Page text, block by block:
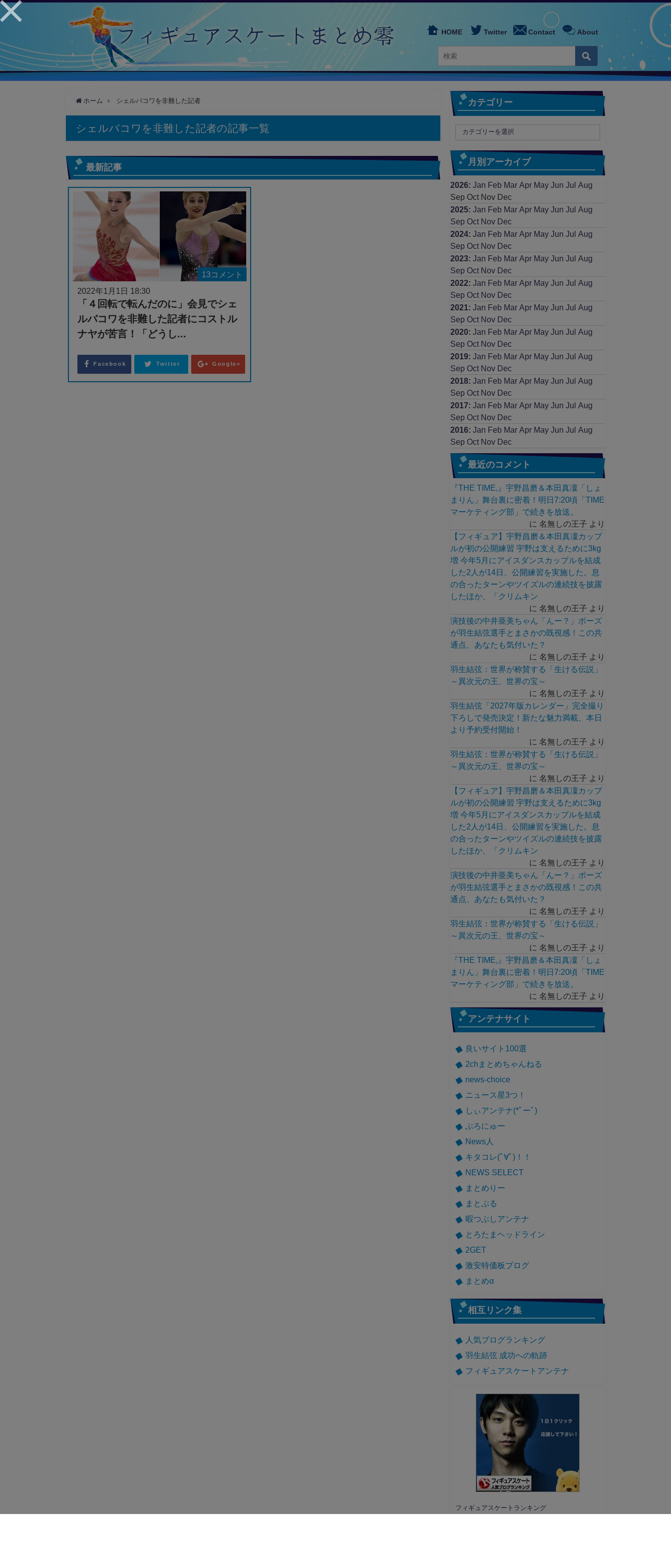
HOME Twitter Contact About
ホーム シェルバコワを非難した記者
シェルバコワを非難した記者の記事一覧
最新記事
Facebook Twitter Google+
13コメント
「４回転で転んだのに」会見でシェ
ルバコワを非難した記者にコストル
ナヤが苦言！「どうし...
2022年1月1日 18:30
カテゴリー
月別アーカイブ
2026: Jan Feb Mar Apr May Jun Jul
Aug
Sep Oct Nov Dec
2025: Jan Feb Mar Apr May Jun Jul
Aug
Sep Oct Nov Dec
2024: Jan Feb Mar Apr May Jun Jul
Aug
Sep Oct Nov Dec
2023: Jan Feb Mar Apr May Jun Jul
Aug
Sep Oct Nov Dec
2022: Jan Feb Mar Apr May Jun Jul
Aug
Sep Oct Nov Dec
2021 : Jan Feb Mar Apr May Jun Jul
Aug
Sep Oct Nov Dec
2020: Jan Feb Mar Apr May Jun Jul
Aug
Sep Oct Nov Dec
2019: Jan Feb Mar Apr May Jun Jul
Aug
Sep Oct Nov Dec
2018: Jan Feb Mar Apr May Jun Jul
Aug
Sep Oct Nov Dec
2017: Jan Feb Mar Apr May Jun Jul
Aug
Sep Oct Nov Dec
2016: Jan Feb Mar Apr May Jun Jul
Aug
Sep Oct Nov Dec
最近のコメント
『THE TIME,』宇野昌磨＆本田真凜「しょ
まりん」舞台裏に密着！明日7:20頃「TIME
マーケティング部」で続きを放送。
に 名無しの王子 より
【フィギュア】宇野昌磨＆本田真凜カップ
ルが初の公開練習 宇野は支えるために3kg
増 今年5月にアイスダンスカップルを結成
した2人が14日、公開練習を実施した。息
の合ったターンやツイズルの連続技を披露
したほか、「クリムキン
に 名無しの王子 より
演技後の中井亜美ちゃん「んー？」ポーズ
が羽生結弦選手とまさかの既視感！この共
通点、あなたも気付いた？
に 名無しの王子 より
羽生結弦：世界が称賛する「生ける伝説」
～異次元の王、世界の宝～
に 名無しの王子 より
羽生結弦「2027年版カレンダー」完全撮り
下ろしで発売決定！新たな魅力満載、本日
より予約受付開始！
に 名無しの王子 より
羽生結弦：世界が称賛する「生ける伝説」
～異次元の王、世界の宝～
に 名無しの王子 より
【フィギュア】宇野昌磨＆本田真凜カップ
ルが初の公開練習 宇野は支えるために3kg
増 今年5月にアイスダンスカップルを結成
した2人が14日、公開練習を実施した。息
の合ったターンやツイズルの連続技を披露
したほか、「クリムキン
に 名無しの王子 より
演技後の中井亜美ちゃん「んー？」ポーズ
が羽生結弦選手とまさかの既視感！この共
通点、あなたも気付いた？
に 名無しの王子 より
羽生結弦：世界が称賛する「生ける伝説」
～異次元の王、世界の宝～
に 名無しの王子 より
『THE TIME,』宇野昌磨＆本田真凜「しょ
まりん」舞台裏に密着！明日7:20頃「TIME
マーケティング部」で続きを放送。
に 名無しの王子 より
アンテナサイト
良いサイト100選
2chまとめちゃんねる
news-choice
ニュース星3つ！
しぃアンテナ(*ﾟーﾟ)
ぶろにゅー
News人
キタコレ(ﾟ∀ﾟ)！！
NEWS SELECT
まとめりー
まとぶる
暇つぶしアンテナ
とろたまヘッドライン
2GET
激安特価板ブログ
まとめα
相互リンク集
人気ブログランキング
羽生結弦 成功への軌跡
フィギュアスケートアンテナ
フィギュアスケートランキング